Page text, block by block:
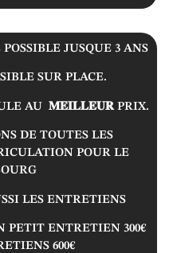
JUSQUE 3 ANS
SUR PLACE.
AU 𝐌𝐄𝐈𝐋𝐋𝐄𝐔𝐑 PRIX.
DE TOUTES LES
POUR LE
LES ENTRETIENS
PETIT ENTRETIEN 300€
600€